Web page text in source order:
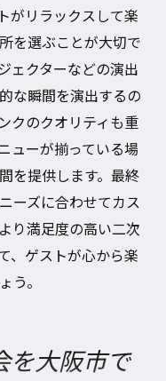
がリラックスして楽
を選ぶことが大切で
ェクターなどの演出
な瞬間を演出するの
クのクオリティも重
ューが揃っている場
を提供します。最終
ーズに合わせてカス
り満足度の高い二次
、ゲストが心から楽
う。
を大阪市で